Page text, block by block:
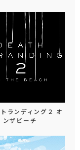
トランディング２ オ
ンザビーチ